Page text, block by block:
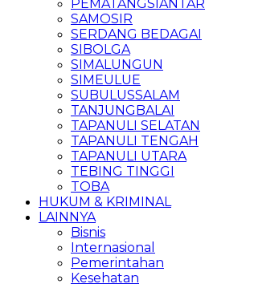
PEMATANGSIANTAR
SAMOSIR
SERDANG BEDAGAI
SIBOLGA
SIMALUNGUN
SIMEULUE
SUBULUSSALAM
TANJUNGBALAI
TAPANULI SELATAN
TAPANULI TENGAH
TAPANULI UTARA
TEBING TINGGI
TOBA
HUKUM & KRIMINAL
LAINNYA
Bisnis
Internasional
Pemerintahan
Kesehatan